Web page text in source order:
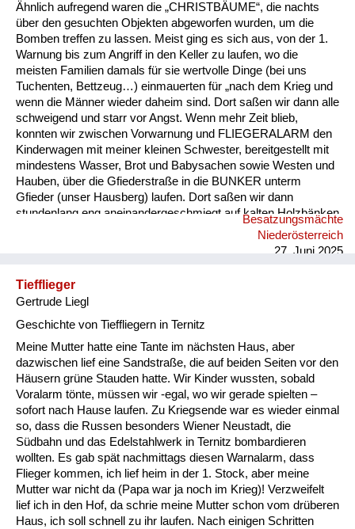
Ähnlich aufregend waren die „CHRISTBÄUME“, die nachts
über den gesuchten Objekten abgeworfen wurden, um die
Bomben treffen zu lassen. Meist ging es sich aus, von der 1.
Warnung bis zum Angriff in den Keller zu laufen, wo die
meisten Familien damals für sie wertvolle Dinge (bei uns
Tuchenten, Bettzeug…) einmauerten für „nach dem Krieg und
wenn die Männer wieder daheim sind. Dort saßen wir dann alle
schweigend und starr vor Angst. Wenn mehr Zeit blieb,
konnten wir zwischen Vorwarnung und FLIEGERALARM den
Kinderwagen mit meiner kleinen Schwester, bereitgestellt mit
mindestens Wasser, Brot und Babysachen sowie Westen und
Hauben, über die Gfiederstraße in die BUNKER unterm
Gfieder (unser Hausberg) laufen. Dort saßen wir dann
stundenlang eng aneinandergeschmiegt auf kalten Holzbänken
Bombeneinschläge in nächster Nähe überlebt, aber auf der
bombardiert.
Besatzungsmächte
Niederösterreich
27. Juni 2025
Tiefflieger
Gertrude Liegl
Geschichte von Tieffliegern in Ternitz
Meine Mutter hatte eine Tante im nächsten Haus, aber
dazwischen lief eine Sandstraße, die auf beiden Seiten vor den
Häusern grüne Stauden hatte. Wir Kinder wussten, sobald
Voralarm tönte, müssen wir -egal, wo wir gerade spielten –
sofort nach Hause laufen. Zu Kriegsende war es wieder einmal
so, dass die Russen besonders Wiener Neustadt, die
Südbahn und das Edelstahlwerk in Ternitz bombardieren
wollten. Es gab spät nachmittags diesen Warnalarm, dass
Flieger kommen, ich lief heim in der 1. Stock, aber meine
Mutter war nicht da (Papa war ja noch im Krieg)! Verzweifelt
lief ich in den Hof, da schrie meine Mutter schon vom drüberen
Haus, ich soll schnell zu ihr laufen. Nach einigen Schritten